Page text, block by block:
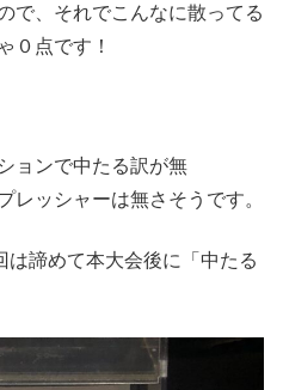
で、それでこんなに散ってる
０点です！
ョンで中たる訳が無
レッシャーは無さそうです。
は諦めて本大会後に「中たる